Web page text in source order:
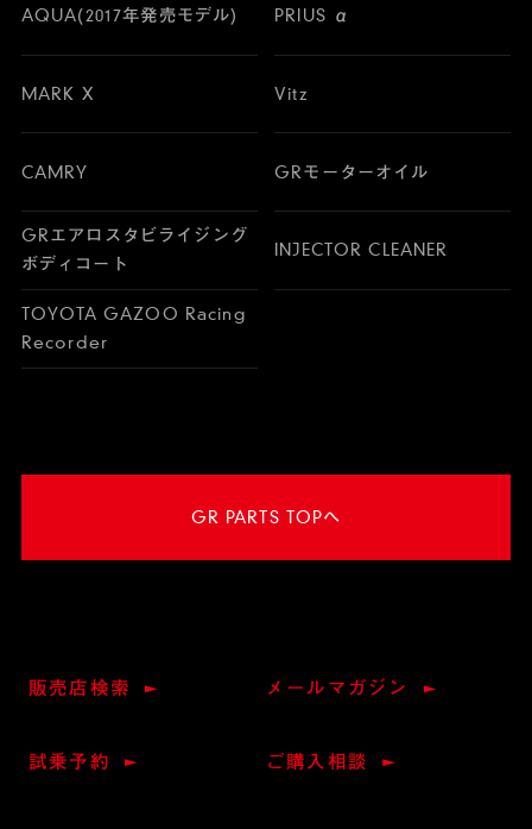
AQUA(2017年発売モデル) PRIUS α
MARK X Vitz
CAMRY GRモーターオイル
GRエアロスタビライジング
ボディコート
INJECTOR CLEANER
TOYOTA GAZOO Racing
Recorder
GR PARTS TOPへ
販売店検索 メールマガジン
試乗予約 ご購入相談